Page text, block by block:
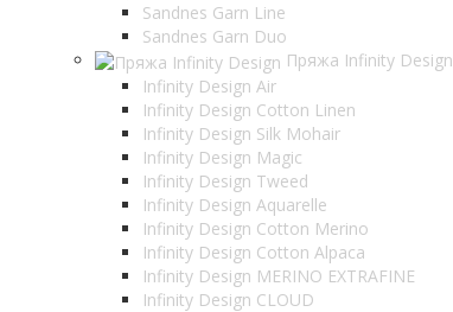
Sandnes Garn Line
Sandnes Garn Duo
Пряжа Infinity Design
Infinity Design Air
Infinity Design Cotton Linen
Infinity Design Silk Mohair
Infinity Design Magic
Infinity Design Tweed
Infinity Design Aquarelle
Infinity Design Cotton Merino
Infinity Design Cotton Alpaca
Infinity Design MERINO EXTRAFINE
Infinity Design CLOUD